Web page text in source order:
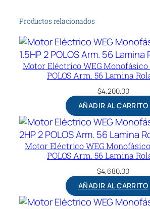
A
m
.
5
m
i
l
a
Productos relacionados
Motor Eléctrico WEG Monofásico
POLOS Arm. 56 Lamina
$4,200.00
AÑADIR AL CARRITO
Motor Eléctrico WEG Monofásico
POLOS Arm. 56 Lamina
$4,680.00
AÑADIR AL CARRITO